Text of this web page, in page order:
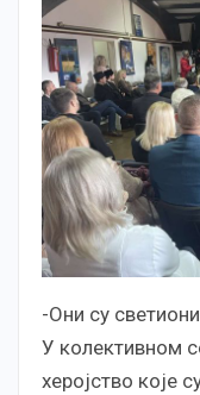
-Они су
У колективном
херојство које